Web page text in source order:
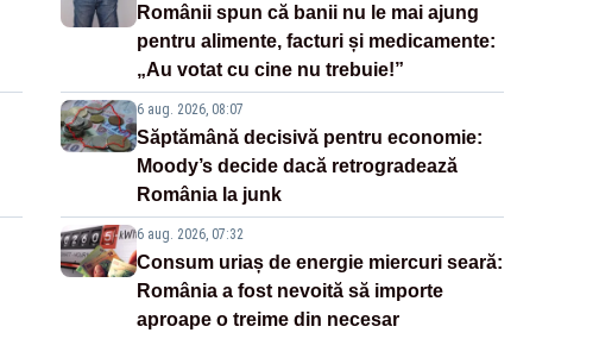
Românii spun că banii nu le mai ajung
pentru alimente, facturi și medicamente:
„Au votat cu cine nu trebuie!”
6 aug. 2026, 08:07
Săptămână decisivă pentru economie:
Moody’s decide dacă retrogradează
România la junk
6 aug. 2026, 07:32
Consum uriaș de energie miercuri seară:
România a fost nevoită să importe
aproape o treime din necesar